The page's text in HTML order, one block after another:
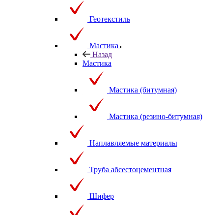
Геотекстиль
Мастика
Назад
Мастика
Мастика (битумная)
Мастика (резино-битумная)
Наплавляемые материалы
Труба абсестоцементная
Шифер